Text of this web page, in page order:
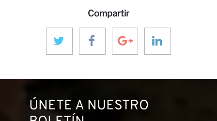
Compartir
ÚNETE A NUESTRO